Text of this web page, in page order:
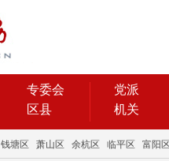
专委会
区县
党派
机关
钱塘区 萧山区 余杭区 临平区 富阳